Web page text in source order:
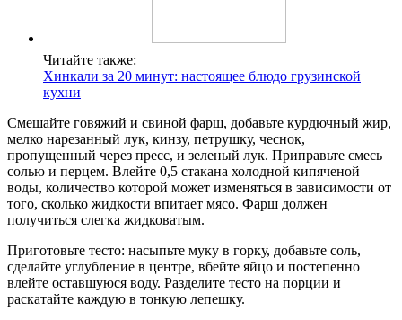
Читайте также:
Хинкали за 20 минут: настоящее блюдо грузинской
кухни
Смешайте говяжий и свиной фарш, добавьте курдючный жир,
мелко нарезанный лук, кинзу, петрушку, чеснок,
пропущенный через пресс, и зеленый лук. Приправьте смесь
солью и перцем. Влейте 0,5 стакана холодной кипяченой
воды, количество которой может изменяться в зависимости от
того, сколько жидкости впитает мясо. Фарш должен
получиться слегка жидковатым.
Приготовьте тесто: насыпьте муку в горку, добавьте соль,
сделайте углубление в центре, вбейте яйцо и постепенно
влейте оставшуюся воду. Разделите тесто на порции и
раскатайте каждую в тонкую лепешку.